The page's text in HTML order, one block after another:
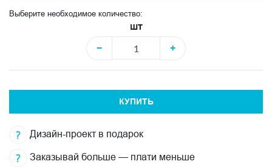
Выберите необходимое количество:
шт
−
+
КУПИТЬ
Дизайн-проект в подарок
Заказывай больше — плати меньше